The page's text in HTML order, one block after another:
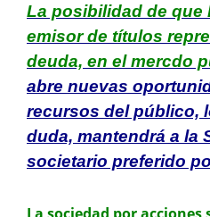
La posibilidad de que
emisor de títulos
deuda, en el mercdo
abre nuevas
recursos del público,
duda, mantendrá a la
societario preferido
La sociedad por acciones